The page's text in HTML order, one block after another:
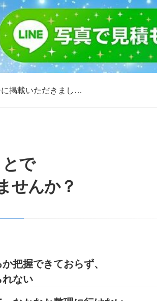
に掲載いただきまし…
で
せんか？
把握できておらず、
れない